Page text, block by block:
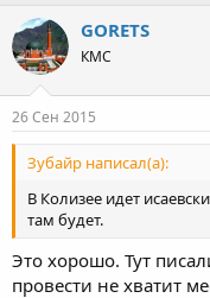
GORETS
КМС
26 Сен 2015
Зубайр написал(а):
В Колизее идет
там будет.
Это хорошо. Тут
провести не хватит